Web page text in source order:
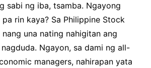
sabi ng iba, tsamba. Ngayong
rin kaya? Sa Philippine Stock
una nating nahigitan ang
Ngayon, sa dami ng all-
managers, nahirapan yata